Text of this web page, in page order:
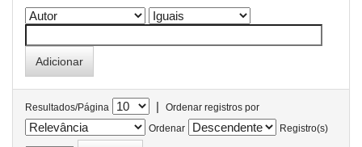
Resultados/Página |
Ordenar registros por
Ordenar
Registro(s)